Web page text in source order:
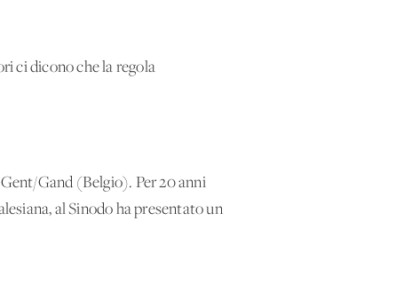
ci dicono che la regola
Gand (Belgio). Per 20 anni
al Sinodo ha presentato un